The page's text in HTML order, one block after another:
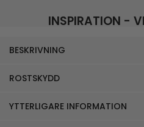
INSPIRATION -
BESKRIVNING
ROSTSKYDD
YTTERLIGARE INFORMATION